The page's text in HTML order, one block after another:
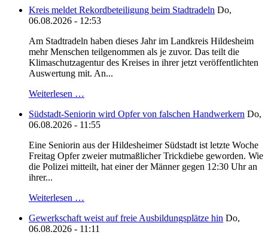
Kreis meldet Rekordbeteiligung beim Stadtradeln Do,
06.08.2026 - 12:53
Am Stadtradeln haben dieses Jahr im Landkreis Hildesheim
mehr Menschen teilgenommen als je zuvor. Das teilt die
Klimaschutzagentur des Kreises in ihrer jetzt veröffentlichten
Auswertung mit. An...
Weiterlesen …
Südstadt-Seniorin wird Opfer von falschen Handwerkern Do,
06.08.2026 - 11:55
Eine Seniorin aus der Hildesheimer Südstadt ist letzte Woche
Freitag Opfer zweier mutmaßlicher Trickdiebe geworden. Wie
die Polizei mitteilt, hat einer der Männer gegen 12:30 Uhr an
ihrer...
Weiterlesen …
Gewerkschaft weist auf freie Ausbildungsplätze hin Do,
06.08.2026 - 11:11